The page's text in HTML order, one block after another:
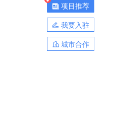
项目推荐
我要入驻
城市合作